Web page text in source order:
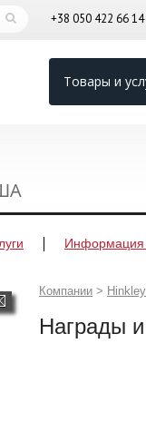
+38 050 422 66 14
Товары и
Информация
Компании >
Награды